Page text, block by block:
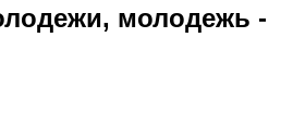
молодежь -